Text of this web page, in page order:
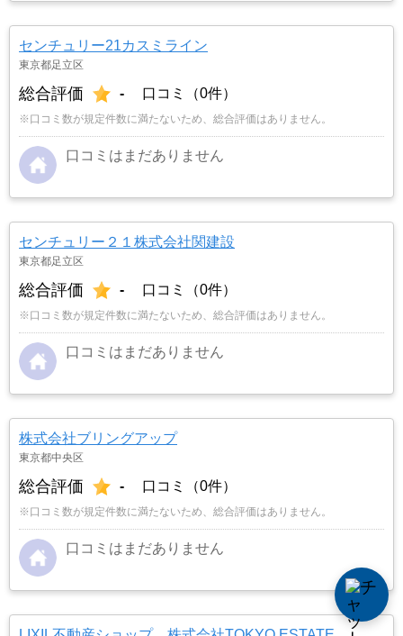
センチュリー21カスミライン
東京都足立区
総合評価 - 口コミ（0件）
※口コミ数が規定件数に満たないため、総合評価はありません。
口コミはまだありません
センチュリー２１株式会社関建設
東京都足立区
総合評価 - 口コミ（0件）
※口コミ数が規定件数に満たないため、総合評価はありません。
口コミはまだありません
株式会社ブリングアップ
東京都中央区
総合評価 - 口コミ（0件）
※口コミ数が規定件数に満たないため、総合評価はありません。
口コミはまだありません